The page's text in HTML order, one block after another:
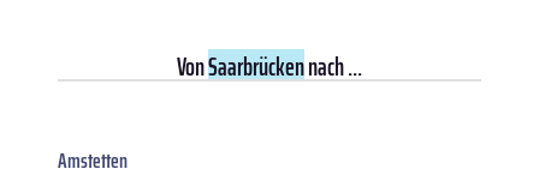
VonSaarbrückennach ...
Amstetten